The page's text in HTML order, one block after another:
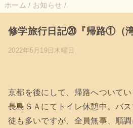
ホーム / お知らせ /
修学旅行日記⑳『帰路①（湾
2022年5月19日木曜日
京都を後にして、帰路へついて
長島ＳＡにてトイレ休憩中。バ
徒も多いですが、全員無事、順調